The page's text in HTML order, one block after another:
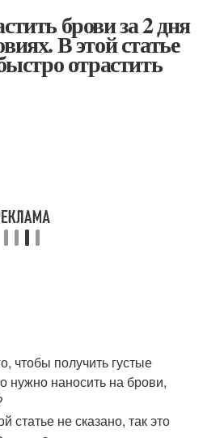
брови за 2 дня
В этой статье
отрастить
чтобы получить густые
нужно наносить на брови,
статье не сказано, так это